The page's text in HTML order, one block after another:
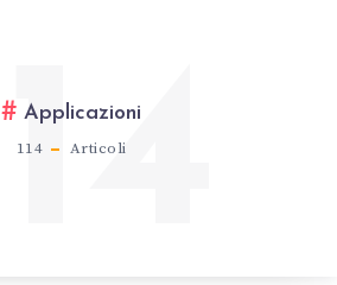
Applicazioni
114 Articoli
114